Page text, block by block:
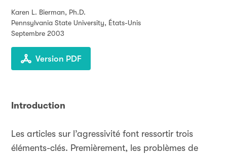
Karen L. Bierman, Ph.D.
Pennsylvania State University, États-Unis
Septembre 2003
Version PDF
Introduction
Les articles sur l’agressivité font ressortir trois
éléments-clés. Premièrement, les problèmes de